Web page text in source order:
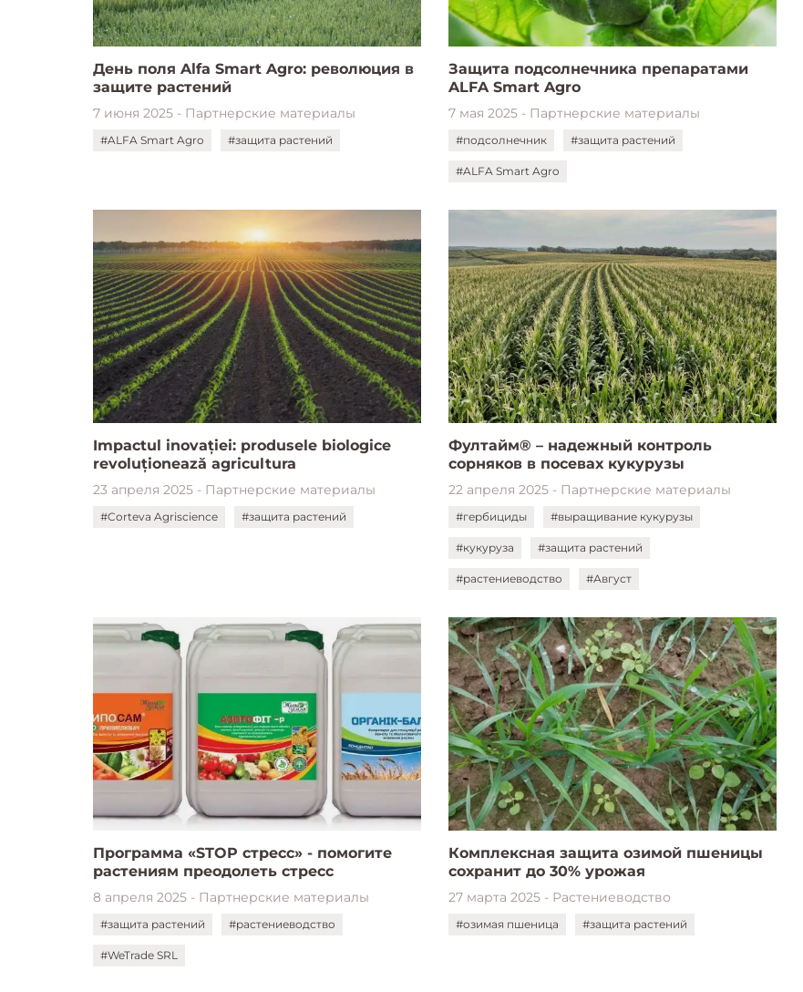
День поля Alfa Smart Agro: революция в
защите растений
7 июня 2025 - Партнерские материалы
#ALFA Smart Agro #защита растений
Защита подсолнечника препаратами
ALFA Smart Agro
7 мая 2025 - Партнерские материалы
#подсолнечник #защита растений
#ALFA Smart Agro
Impactul inovației: produsele biologice
revoluționează agricultura
23 апреля 2025 - Партнерские материалы
#Corteva Agriscience #защита растений
Фултайм® – надежный контроль
сорняков в посевах кукурузы
22 апреля 2025 - Партнерские материалы
#гербициды #выращивание кукурузы
#кукуруза #защита растений
#растениеводство #Август
Программа «STOP стресс» - помогите
растениям преодолеть стресс
8 апреля 2025 - Партнерские материалы
#защита растений #растениеводство
#WeTrade SRL
Комплексная защита озимой пшеницы
сохранит до 30% урожая
27 марта 2025 - Растениеводство
#озимая пшеница #защита растений